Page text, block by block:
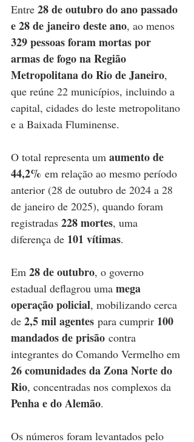
Entre 28 de outubro do ano passado
e 28 de janeiro deste ano, ao menos
329 pessoas foram mortas por
armas de fogo na Região
Metropolitana do Rio de Janeiro,
que reúne 22 municípios, incluindo a
capital, cidades do leste metropolitano
e a Baixada Fluminense.
O total representa um aumento de
44,2% em relação ao mesmo período
anterior (28 de outubro de 2024 a 28
de janeiro de 2025), quando foram
registradas 228 mortes, uma
diferença de 101 vítimas.
Em 28 de outubro, o governo
estadual deflagrou uma mega
operação policial, mobilizando cerca
de 2,5 mil agentes para cumprir 100
mandados de prisão contra
integrantes do Comando Vermelho em
26 comunidades da Zona Norte do
Rio, concentradas nos complexos da
Penha e do Alemão.
Os números foram levantados pelo